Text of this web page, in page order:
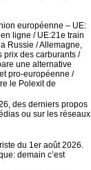
européenne – UE:
ligne / UE:21e train
Russie / Allemagne,
prix des carburants /
une alternative
pro-européenne /
le Polexit de
des derniers propos
ou sur les réseaux
du 1er août 2026.
demain c’est